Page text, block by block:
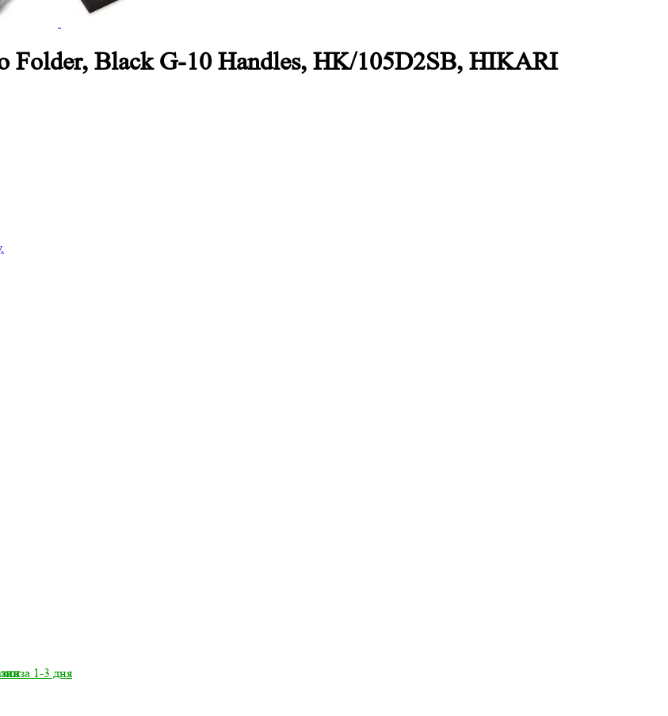
Black G-10 Handles, HK/105D2SB, HIKARI
за 1-3 дня